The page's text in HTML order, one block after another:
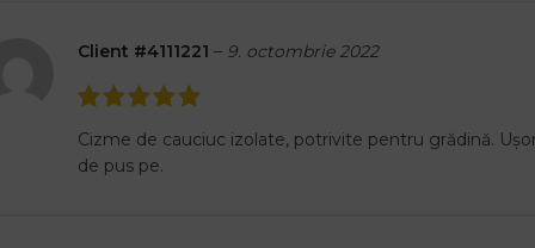
Client #4111221 – 9. octombrie 2022
Cizme de cauciuc izolate, potrivite pentru grădină.
de pus pe.